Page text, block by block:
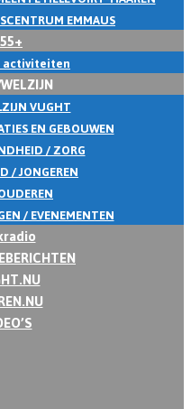
EMMAUS
activiteiten
VUGHT
EN GEBOUWEN
/ ZORG
/ JONGEREN
/ EVENEMENTEN